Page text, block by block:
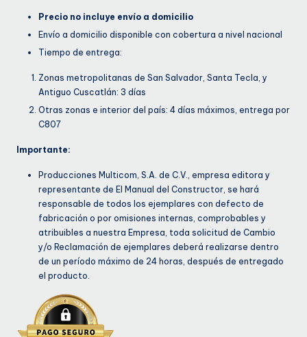
Precio no incluye envío a domicilio
Envío a domicilio disponible con cobertura a nivel nacional
Tiempo de entrega:
Zonas metropolitanas de San Salvador, Santa Tecla, y
Antiguo Cuscatlán: 3 días
Otras zonas e interior del país: 4 días máximos, entrega por
C807
Importante:
Producciones Multicom, S.A. de C.V., empresa editora y
representante de El Manual del Constructor, se hará
responsable de todos los ejemplares con defecto de
fabricación o por omisiones internas, comprobables y
atribuibles a nuestra Empresa, toda solicitud de Cambio
y/o Reclamación de ejemplares deberá realizarse dentro
de un período máximo de 24 horas, después de entregado
el producto.